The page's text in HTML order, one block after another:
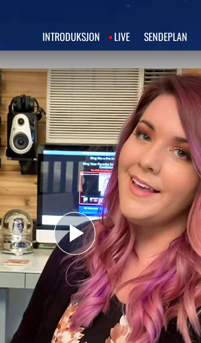
INTRODUKSJON LIVE SENDEPLAN
Play
Video